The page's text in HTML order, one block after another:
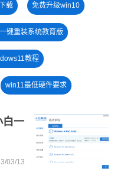
载 免费升级win10
键重装系统教育版
教程
win11最低硬件要求
白一
03/13